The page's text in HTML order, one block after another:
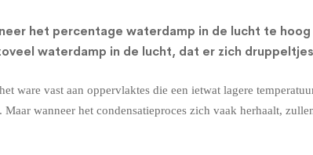
het percentage waterdamp in de lucht te hoog
waterdamp in de lucht, dat er zich
ware vast aan oppervlaktes die een ietwat lagere
wanneer het condensatieproces zich vaak herhaalt,